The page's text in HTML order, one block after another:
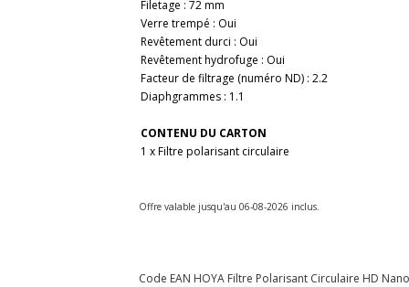
Filetage : 72 mm
Verre trempé : Oui
Revêtement durci : Oui
Revêtement hydrofuge : Oui
Facteur de filtrage (numéro ND) : 2.2
Diaphgrammes : 1.1
CONTENU DU CARTON
1 x Filtre polarisant circulaire
Offre valable jusqu'au 06-08-2026 inclus.
Code EAN HOYA Filtre Polarisant Circulaire HD